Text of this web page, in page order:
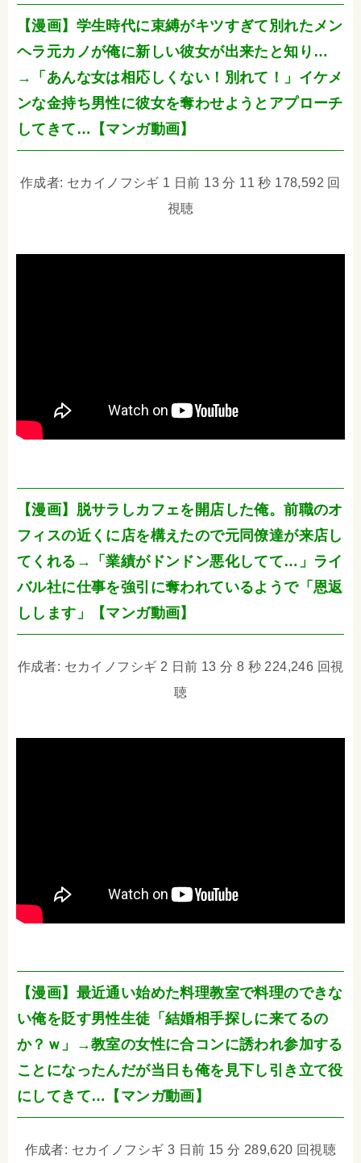
【漫画】学生時代に束縛がキツすぎて別れたメン
ヘラ元カノが俺に新しい彼女が出来たと知り…
→「あんな女は相応しくない！別れて！」イケメ
ンな金持ち男性に彼女を奪わせようとアプローチ
してきて…【マンガ動画】
作成者: セカイノフシギ 1 日前 13 分 11 秒 178,592 回
視聴
【漫画】脱サラしカフェを開店した俺。前職のオ
フィスの近くに店を構えたので元同僚達が来店し
てくれる→「業績がドンドン悪化してて…」ライ
バル社に仕事を強引に奪われているようで「恩返
しします」【マンガ動画】
作成者: セカイノフシギ 2 日前 13 分 8 秒 224,246 回視
聴
【漫画】最近通い始めた料理教室で料理のできな
い俺を貶す男性生徒「結婚相手探しに来てるの
か？ｗ」→教室の女性に合コンに誘われ参加する
ことになったんだが当日も俺を見下し引き立て役
にしてきて…【マンガ動画】
作成者: セカイノフシギ 3 日前 15 分 289,620 回視聴